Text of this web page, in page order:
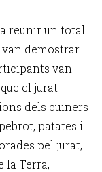
reunir un total
van demostrar
van
el jurat
dels cuiners
patates i
pel jurat,
la Terra,